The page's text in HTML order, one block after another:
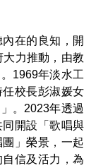
在的良知，開
力推動，由教
1969年淡水工
校長彭淑媛女
。2023年透過
開設「歌唱與
」榮景，一起
信及活力，為